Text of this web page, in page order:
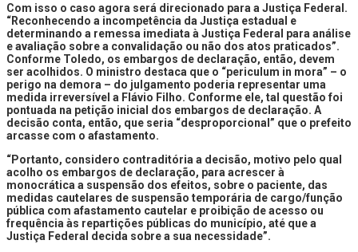
Com isso o caso agora será direcionado para a Justiça Federal.
“Reconhecendo a incompetência da Justiça estadual e
determinando a remessa imediata à Justiça Federal para análise
e avaliação sobre a convalidação ou não dos atos praticados”.
Conforme Toledo, os embargos de declaração, então, devem
ser acolhidos. O ministro destaca que o “periculum in mora” – o
perigo na demora – do julgamento poderia representar uma
medida irreversível a Flávio Filho. Conforme ele, tal questão foi
pontuada na petição inicial dos embargos de declaração. A
decisão conta, então, que seria “desproporcional” que o prefeito
arcasse com o afastamento.
“Portanto, considero contraditória a decisão, motivo pelo qual
acolho os embargos de declaração, para acrescer à
monocrática a suspensão dos efeitos, sobre o paciente, das
medidas cautelares de suspensão temporária de cargo/função
pública com afastamento cautelar e proibição de acesso ou
frequência às repartições públicas do município, até que a
Justiça Federal decida sobre a sua necessidade”.